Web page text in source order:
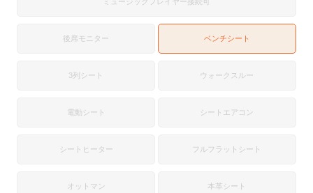
後席モニター ベンチシート
3列シート ウォークスルー
電動シート シートエアコン
シートヒーター フルフラットシート
オットマン 本革シート